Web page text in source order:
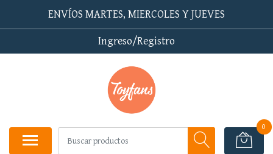
ENVÍOS MARTES, MIERCOLES Y JUEVES
Ingreso/Registro
0